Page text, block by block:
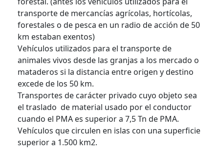
transporte de mercancías agrícolas, hortícolas,
forestales o de pesca en un radio de acción de 50
km estaban exentos)
Vehículos utilizados para el transporte de
animales vivos desde las granjas a los mercado o
mataderos si la distancia entre origen y destino
excede de los 50 km.
Transportes de carácter privado cuyo objeto sea
el traslado de material usado por el conductor
cuando el PMA es superior a 7,5 Tn de PMA.
Vehículos que circulen en islas con una superficie
superior a 1.500 km2.